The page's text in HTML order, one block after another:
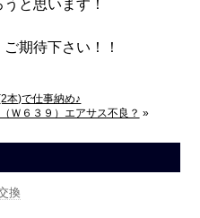
と思います！
期待下さい！！
本)で仕事納め♪
Ｗ６３９）エアサス不良？ »
換